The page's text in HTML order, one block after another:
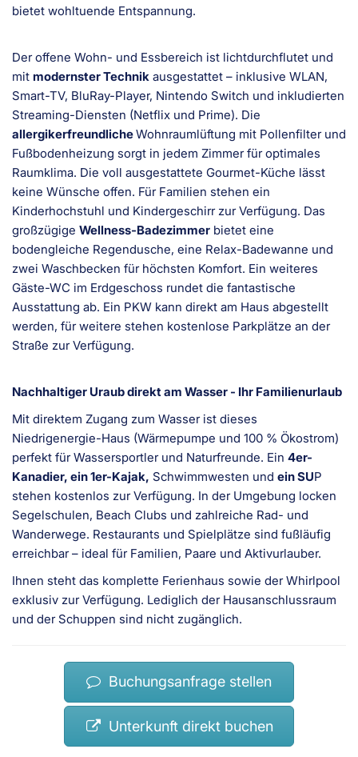
bietet wohltuende Entspannung.
Der offene Wohn- und Essbereich ist lichtdurchflutet und
mit modernster Technik ausgestattet – inklusive WLAN,
Smart-TV, BluRay-Player, Nintendo Switch und inkludierten
Streaming-Diensten (Netflix und Prime). Die
allergikerfreundlicheWohnraumlüftung mit Pollenfilter und
Fußbodenheizung sorgt in jedem Zimmer für optimales
Raumklima. Die voll ausgestattete Gourmet-Küche lässt
keine Wünsche offen. Für Familien stehen ein
Kinderhochstuhl und Kindergeschirr zur Verfügung. Das
großzügige Wellness-Badezimmer bietet eine
bodengleiche Regendusche, eine Relax-Badewanne und
zwei Waschbecken für höchsten Komfort. Ein weiteres
Gäste-WC im Erdgeschoss rundet die fantastische
Ausstattung ab. Ein PKW kann direkt am Haus abgestellt
werden, für weitere stehen kostenlose Parkplätze an der
Straße zur Verfügung.
Nachhaltiger Uraub direkt am Wasser - Ihr Familienurlaub
Mit direktem Zugang zum Wasser ist dieses
Niedrigenergie-Haus (Wärmepumpe und 100 % Ökostrom)
perfekt für Wassersportler und Naturfreunde. Ein 4er-
Kanadier, ein 1er-Kajak, Schwimmwesten und ein SUP
stehen kostenlos zur Verfügung. In der Umgebung locken
Segelschulen, Beach Clubs und zahlreiche Rad- und
Wanderwege. Restaurants und Spielplätze sind fußläufig
erreichbar – ideal für Familien, Paare und Aktivurlauber.
Ihnen steht das komplette Ferienhaus sowie der Whirlpool
exklusiv zur Verfügung. Lediglich der Hausanschlussraum
und der Schuppen sind nicht zugänglich.
Buchungsanfrage stellen
Unterkunft direkt buchen